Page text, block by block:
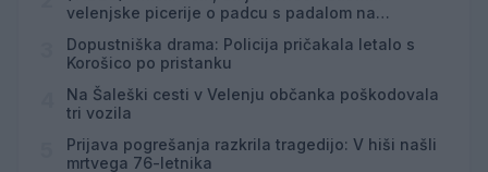
velenjske picerije o padcu s padalom na
Dopustniška drama: Policija pričakala letalo s
Korošico po pristanku
Na Šaleški cesti v Velenju občanka poškodovala
tri vozila
Prijava pogrešanja razkrila tragedijo: V hiši našli
mrtvega 76-letnika